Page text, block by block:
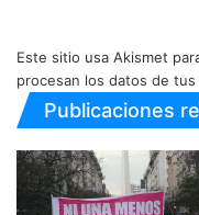
Este sitio usa Akismet
procesan los datos de
Publicaciones